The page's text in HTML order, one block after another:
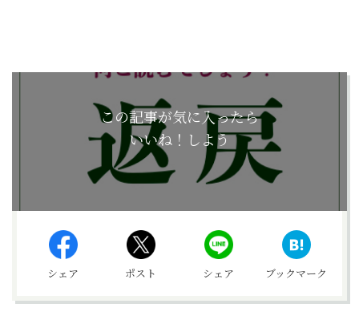
この記事が気に入ったら
いいね！しよう
シェア ポスト シェア ブックマーク